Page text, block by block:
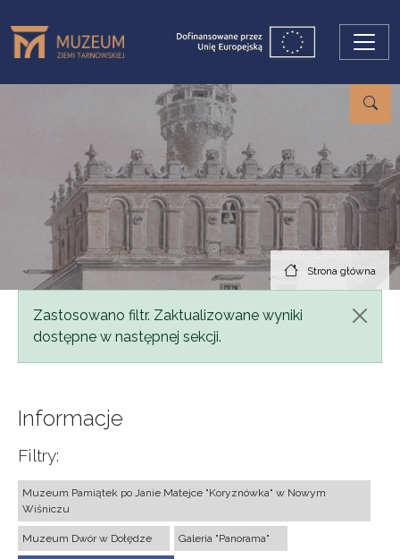
Strona główna
Komunikat
Zastosowano filtr. Zaktualizowane wyniki
dostępne w następnej sekcji.
Informacje
Filtry:
Muzeum Pamiątek po Janie Matejce "Koryznówka" w Nowym
Wiśniczu
Muzeum Dwór w Dołędze Galeria "Panorama"